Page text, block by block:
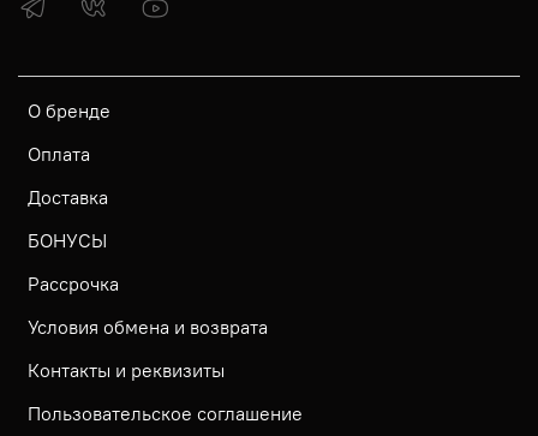
О бренде
Оплата
Доставка
БОНУСЫ
Рассрочка
Условия обмена и возврата
Контакты и реквизиты
Пользовательское соглашение